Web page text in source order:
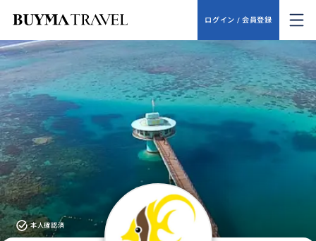
ログイン / 会員登録
本人確認済